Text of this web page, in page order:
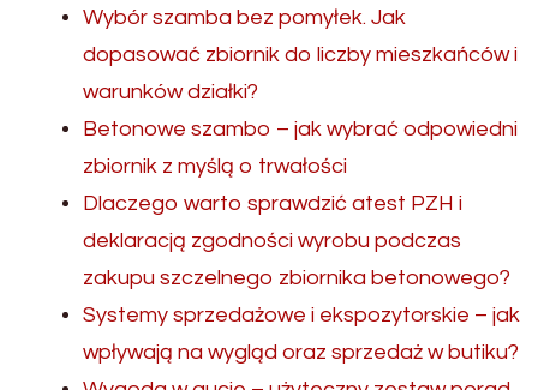
Wybór szamba bez pomyłek. Jak
dopasować zbiornik do liczby mieszkańców i
warunków działki?
Betonowe szambo – jak wybrać odpowiedni
zbiornik z myślą o trwałości
Dlaczego warto sprawdzić atest PZH i
deklaracją zgodności wyrobu podczas
zakupu szczelnego zbiornika betonowego?
Systemy sprzedażowe i ekspozytorskie – jak
wpływają na wygląd oraz sprzedaż w butiku?